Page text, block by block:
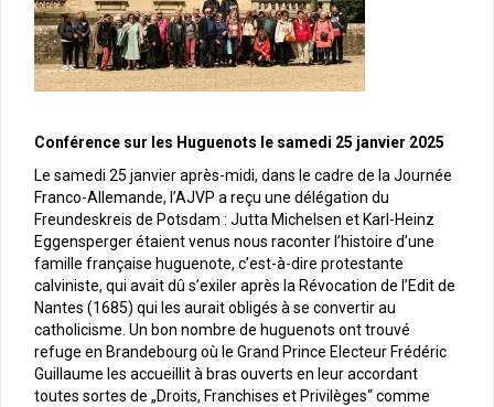
Conférence sur les Huguenots le samedi 25 janvier 2025
Le samedi 25 janvier après-midi, dans le cadre de la Journée
Franco-Allemande, l’AJVP a reçu une délégation du
Freundeskreis de Potsdam : Jutta Michelsen et Karl-Heinz
Eggensperger étaient venus nous raconter l’histoire d’une
famille française huguenote, c’est-à-dire protestante
calviniste, qui avait dû s’exiler après la Révocation de l’Edit de
Nantes (1685) qui les aurait obligés à se convertir au
catholicisme. Un bon nombre de huguenots ont trouvé
refuge en Brandebourg où le Grand Prince Electeur Frédéric
Guillaume les accueillit à bras ouverts en leur accordant
toutes sortes de „Droits, Franchises et Privilèges“ comme